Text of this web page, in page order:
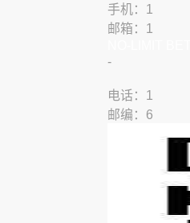
手机：1
邮箱：1
​-
​​电话：1
邮编：6